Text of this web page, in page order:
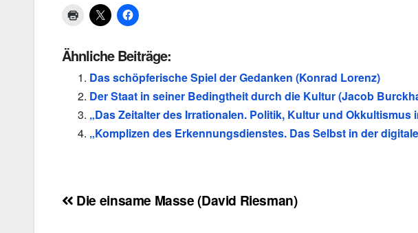
Ähnliche Beiträge:
Das schöpferische Spiel der Gedanken (Konrad Lorenz)
Der Staat in seiner Bedingtheit durch die Kultur (Jacob
„Das Zeitalter des Irrationalen. Politik, Kultur und Okkultismus
„Komplizen des Erkennungsdienstes. Das Selbst in der
Beitragsnavigation
Die einsame Masse (David Riesman)